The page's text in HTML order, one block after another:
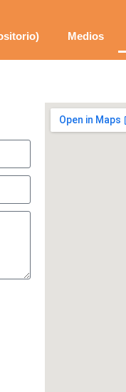
Medios